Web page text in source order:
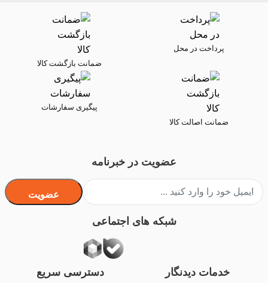
پرداخت در محل
ضمانت بازگشت کالا
ضمانت اصالت کالا
پیگیری سفارشات
خدمات دیدنگار دسترسی سریع
عضویت در خبرنامه
عضویت
شبکه های اجتماعی